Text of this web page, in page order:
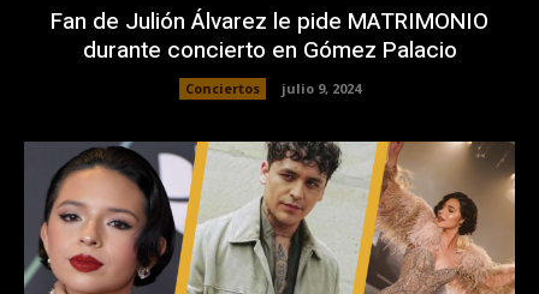
Fan de Julión Álvarez le pide MATRIMONIO
durante concierto en Gómez Palacio
Conciertos julio 9, 2024